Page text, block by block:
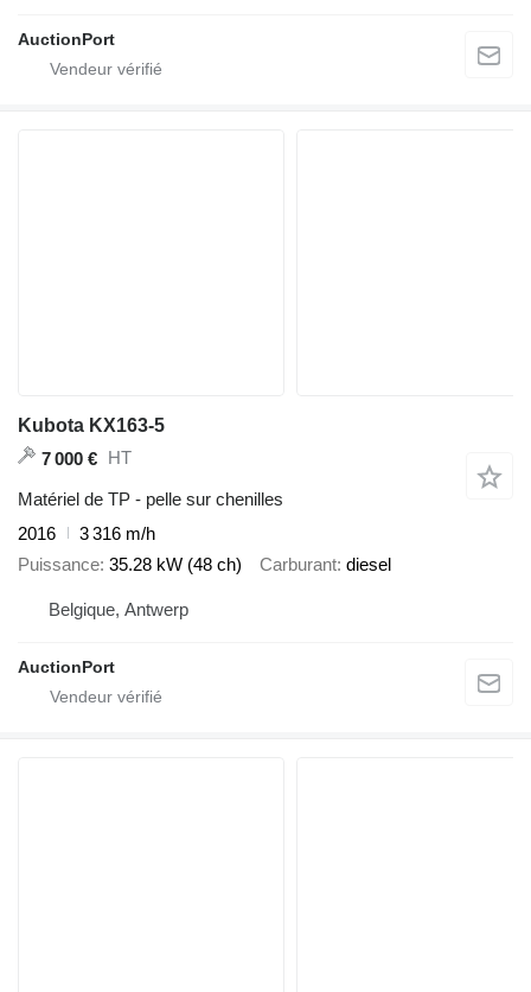
AuctionPort
Kubota KX163-5
7 000 € HT
Matériel de TP - pelle sur chenilles
2016
3 316 m/h
Puissance 35.28 kW (48 ch) Carburant diesel
Belgique, Antwerp
AuctionPort